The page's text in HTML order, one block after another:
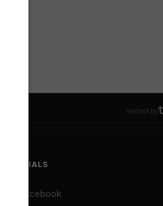
hosted by
SOCIALS
Facebook